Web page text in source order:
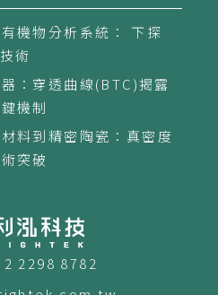
機物分析系統： 下探
術
：穿透曲線(BTC)揭露
機制
料到精密陶瓷：真密度
突破
2 2298 8782